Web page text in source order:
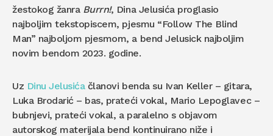
žestokog žanra Burrn!, Dina Jelusića proglasio
najboljim tekstopiscem, pjesmu “Follow The Blind
Man” najboljom pjesmom, a bend Jelusick najboljim
novim bendom 2023. godine.
Uz Dinu Jelusićačlanovi benda su Ivan Keller – gitara,
Luka Brodarić – bas, prateći vokal, Mario Lepoglavec –
bubnjevi, prateći vokal, a paralelno s objavom
autorskog materijala bend kontinuirano niže i